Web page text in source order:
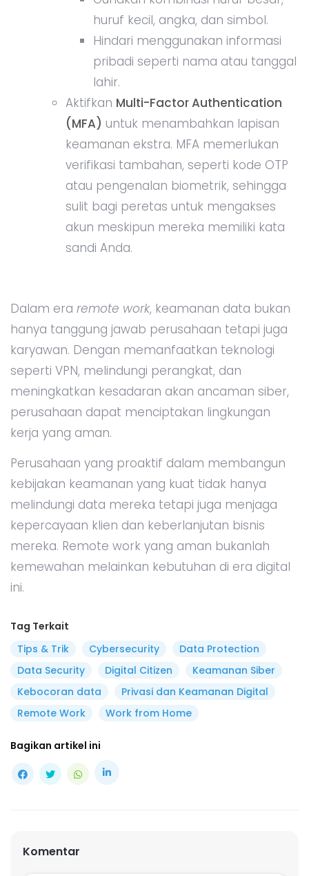
huruf kecil, angka, dan simbol.
Hindari menggunakan informasi
pribadi seperti nama atau tanggal
lahir.
Aktifkan Multi-Factor Authentication
(MFA) untuk menambahkan lapisan
keamanan ekstra. MFA memerlukan
verifikasi tambahan, seperti kode OTP
atau pengenalan biometrik, sehingga
sulit bagi peretas untuk mengakses
akun meskipun mereka memiliki kata
sandi Anda.
Dalam era remote work, keamanan data bukan
hanya tanggung jawab perusahaan tetapi juga
karyawan. Dengan memanfaatkan teknologi
seperti VPN, melindungi perangkat, dan
meningkatkan kesadaran akan ancaman siber,
perusahaan dapat menciptakan lingkungan
kerja yang aman.
Perusahaan yang proaktif dalam membangun
kebijakan keamanan yang kuat tidak hanya
melindungi data mereka tetapi juga menjaga
kepercayaan klien dan keberlanjutan bisnis
mereka. Remote work yang aman bukanlah
kemewahan melainkan kebutuhan di era digital
ini.
Tag Terkait
Tips & Trik
Cybersecurity
Data Protection
Data Security
Digital Citizen
Keamanan Siber
Kebocoran data
Privasi dan Keamanan Digital
Remote Work
Work from Home
Bagikan artikel ini
Komentar